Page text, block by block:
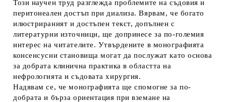
Този научен труд разглежда проблемите на съдовия и
перитонеален достъп при диализа. Вярвам, че богато
илюстрираният и достъпен текст, допълнен с
литературни източници, ще допринесе за по-големия
интерес на читателите. Утвърдените в монографията
консенсусни становища могат да послужат като основа
за добрата клинична практика в областта на
нефрологията и съдовата хирургия.
Надявам се, че монографията ще спомогне за по-
добрата и бърза ориентация при вземане на